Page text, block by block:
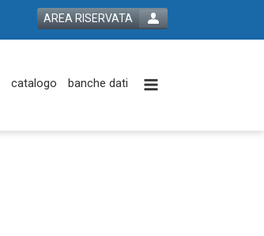
AREA RISERVATA
catalogo banche dati